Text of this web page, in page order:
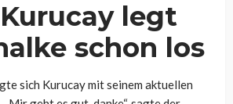
legt
schon los
sich Kurucay mit seinem aktuellen